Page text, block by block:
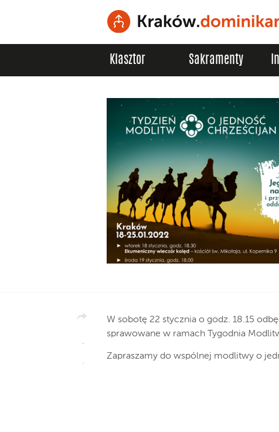
Klasztor Sakramenty
W sobotę 22 stycznia o godz. 18.15
sprawowane w ramach Tygodnia
Zapraszamy do wspólnej modlitwy o